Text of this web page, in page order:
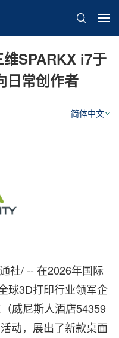
SPARKX i7于
日常创作者
简体中文
社/ -- 在2026年国际
球3D打印行业领军企
威尼斯人酒店54359
动，展出了新款桌面